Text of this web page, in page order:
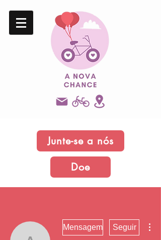
Junte-se a nós
Doe
Mensagem Seguir